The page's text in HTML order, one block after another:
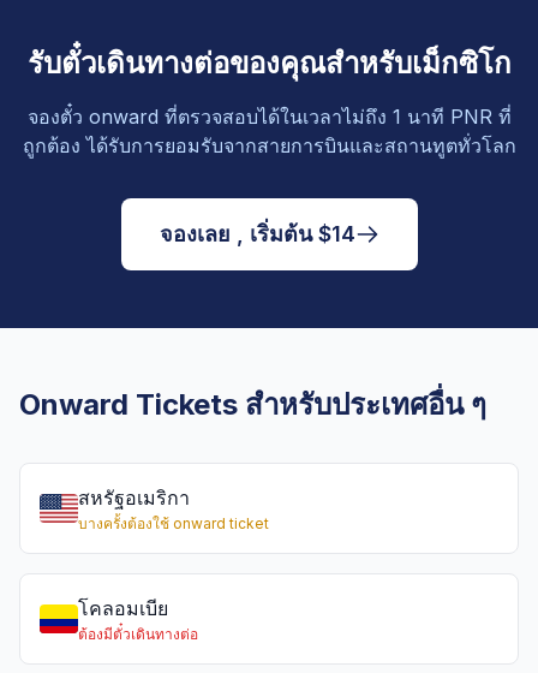
รับตั๋วเดินทางต่อของคุณสำหรับเม็กซิโก
จองตั๋ว onward ที่ตรวจสอบได้ในเวลาไม่ถึง 1 นาที PNR ที่
ถูกต้อง ได้รับการยอมรับจากสายการบินและสถานทูตทั่วโลก
จองเลย , เริ่มต้น $14
Onward Tickets สำหรับประเทศอื่น ๆ
สหรัฐอเมริกา
บางครั้งต้องใช้ onward ticket
โคลอมเบีย
ต้องมีตั๋วเดินทางต่อ